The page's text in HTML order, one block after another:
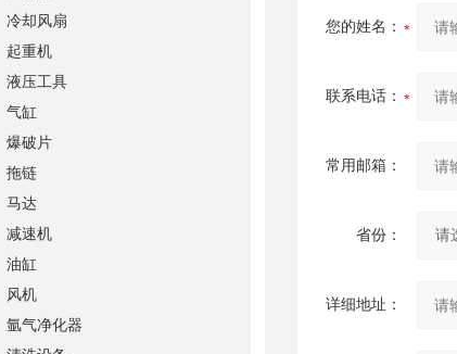
您的姓名：
联系电话：
常用邮箱：
省份：
详细地址：
冷却风扇
起重机
液压工具
气缸
爆破片
拖链
马达
减速机
油缸
风机
氩气净化器